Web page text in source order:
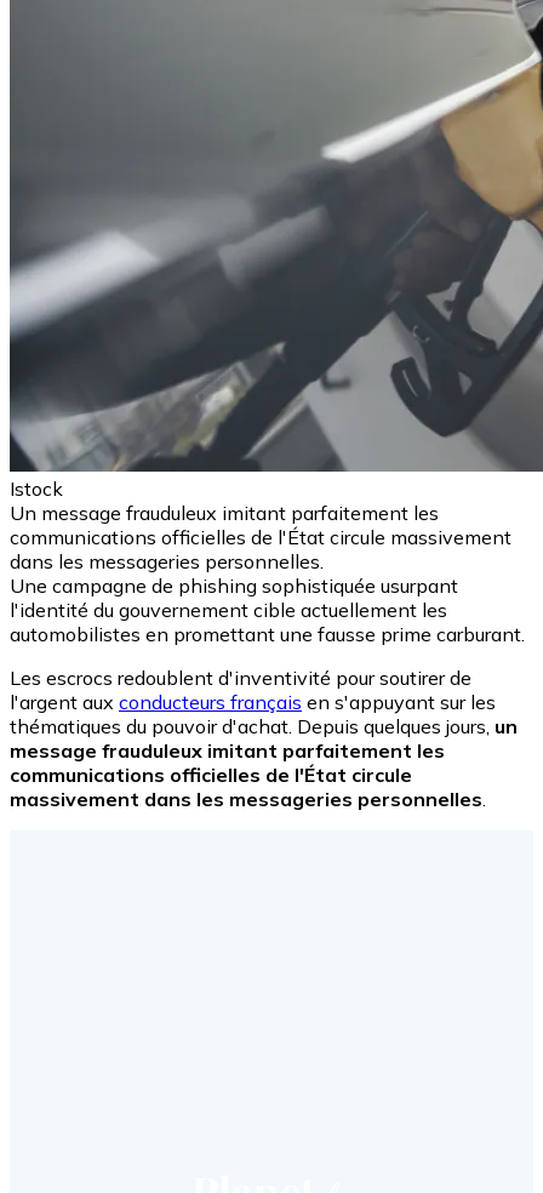
Istock
Un message frauduleux imitant parfaitement les
communications officielles de l'État circule massivement
dans les messageries personnelles.
Une campagne de phishing sophistiquée usurpant
l'identité du gouvernement cible actuellement les
automobilistes en promettant une fausse prime carburant.
Les escrocs redoublent d'inventivité pour soutirer de
l'argent aux conducteurs français en s'appuyant sur les
thématiques du pouvoir d'achat. Depuis quelques jours, un
message frauduleux imitant parfaitement les
communications officielles de l'État circule
massivement dans les messageries personnelles